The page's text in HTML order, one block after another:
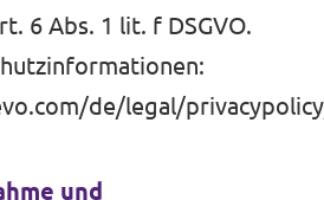
6 Abs. 1 lit. f DSGVO.
de/legal/
und